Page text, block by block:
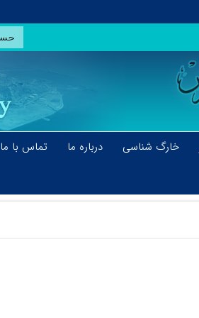
خارگ شناسی درباره ما
تماس با ما